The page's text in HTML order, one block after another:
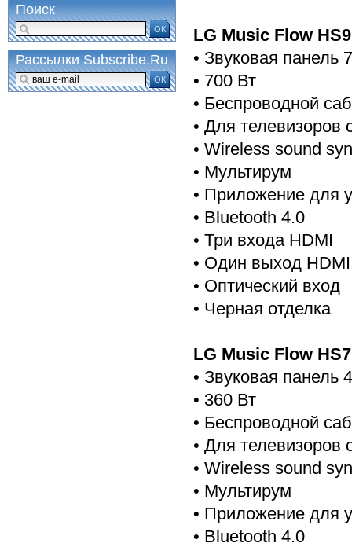
LG Music Flow
• Звуковая панель
• 700 Вт
• Беспроводной
• Для
• Wireless sound
• Мультирум
• Приложение для
• Bluetooth 4.0
• Три входа HDMI
• Один выход HDMI
• Оптический вход
• Черная отделка
LG Music Flow
• Звуковая панель
• 360 Вт
• Беспроводной
• Для
• Wireless sound
• Мультирум
• Приложение для
• Bluetooth 4.0
Поиск
ОК
Рассылки Subscribe.Ru
ОК